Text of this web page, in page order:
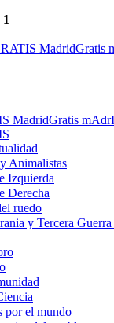
1
MadridGratis
MadridGratis
Animalistas
Izquierda
Derecha
ruedo
y Tercera
el mundo